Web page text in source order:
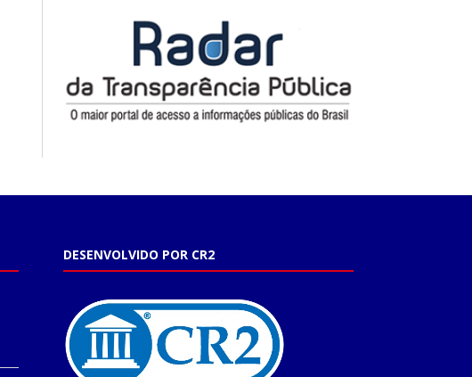
DESENVOLVIDO POR CR2